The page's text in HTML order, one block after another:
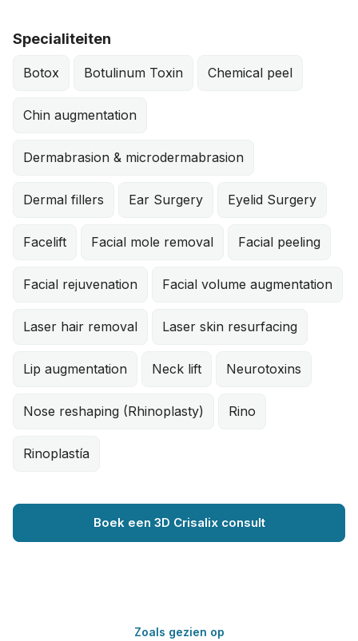
Specialiteiten
Botox Botulinum Toxin Chemical peel
Chin augmentation
Dermabrasion & microdermabrasion
Dermal fillers Ear Surgery Eyelid Surgery
Facelift Facial mole removal Facial peeling
Facial rejuvenation Facial volume augmentation
Laser hair removal Laser skin resurfacing
Lip augmentation Neck lift Neurotoxins
Nose reshaping (Rhinoplasty) Rino
Rinoplastía
Boek een 3D Crisalix consult
Zoals gezien op